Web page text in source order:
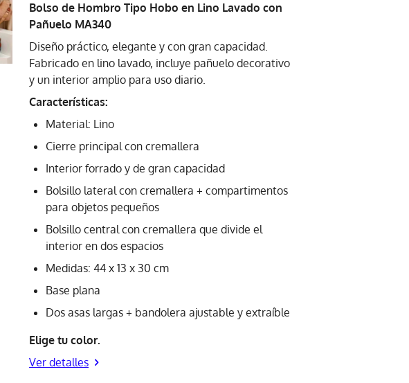
Bolso de Hombro Tipo Hobo en Lino Lavado con
Pañuelo MA340
Diseño práctico, elegante y con gran capacidad.
Fabricado en lino lavado, incluye pañuelo decorativo
y un interior amplio para uso diario.
Características:
Material: Lino
Cierre principal con cremallera
Interior forrado y de gran capacidad
Bolsillo lateral con cremallera + compartimentos
para objetos pequeños
Bolsillo central con cremallera que divide el
interior en dos espacios
Medidas: 44 x 13 x 30 cm
Base plana
Dos asas largas + bandolera ajustable y extraíble
Elige tu color.
Ver detalles